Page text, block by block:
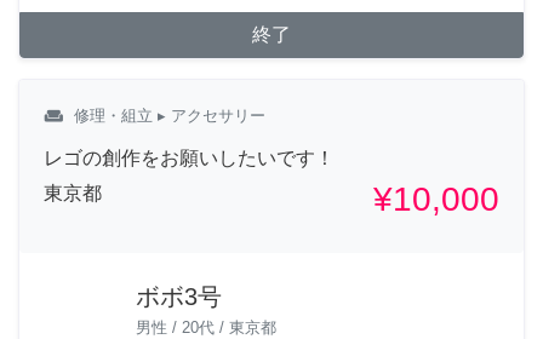
終了
weekend 修理・組立 ▸ アクセサリー
レゴの創作をお願いしたいです！
東京都
¥10,000
ボボ3号
男性 / 20代 / 東京都